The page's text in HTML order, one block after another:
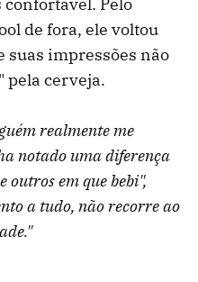
de fora, ele voltou
suas impressões não
pela cerveja.
realmente me
notado uma diferença
outros em que bebi",
a tudo, não recorre ao